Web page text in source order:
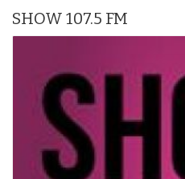
SHOW 107.5 FM